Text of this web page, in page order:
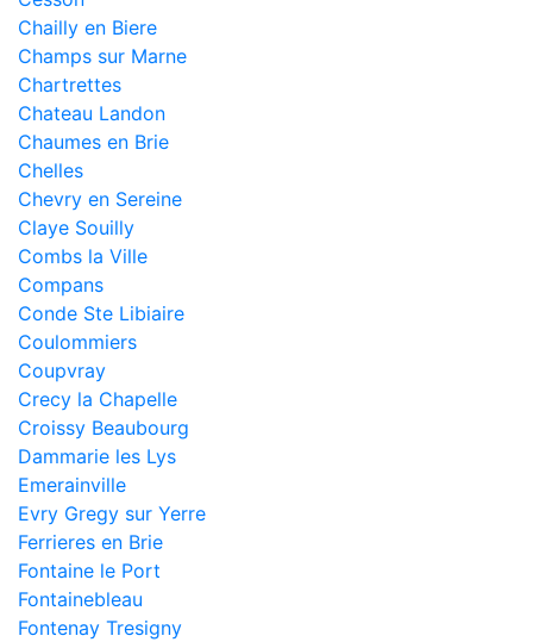
Chailly en Biere
Champs sur Marne
Chartrettes
Chateau Landon
Chaumes en Brie
Chelles
Chevry en Sereine
Claye Souilly
Combs la Ville
Compans
Conde Ste Libiaire
Coulommiers
Coupvray
Crecy la Chapelle
Croissy Beaubourg
Dammarie les Lys
Emerainville
Evry Gregy sur Yerre
Ferrieres en Brie
Fontaine le Port
Fontainebleau
Fontenay Tresigny